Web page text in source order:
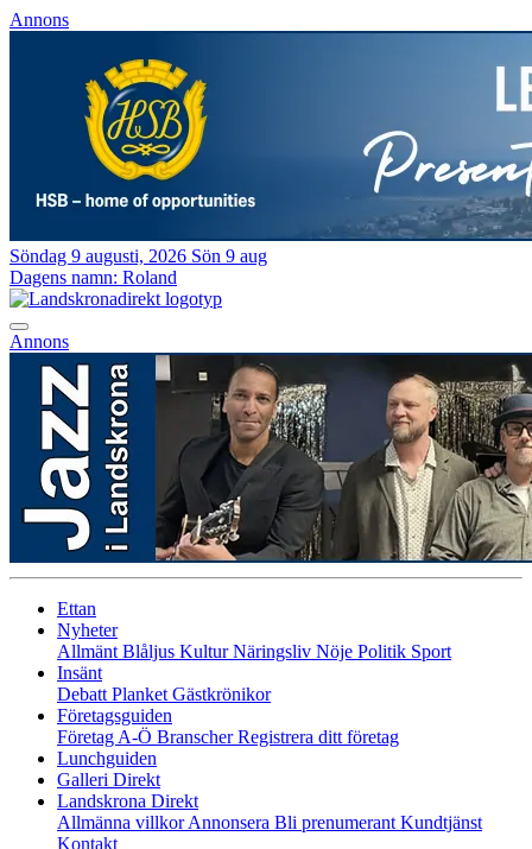
Annons
Söndag 9 augusti, 2026 Sön 9 aug
Dagens namn: Roland
Annons
Ettan
Nyheter
Allmänt Blåljus KulturNäringsliv Nöje Politik Sport
Insänt
Debatt Planket Gästkrönikor
Företagsguiden
Företag A-Ö BranscherRegistrera ditt företag
Lunchguiden
Galleri Direkt
Landskrona Direkt
Allmänna villkorAnnonsera Bli prenumerant Kundtjänst
Kontakt